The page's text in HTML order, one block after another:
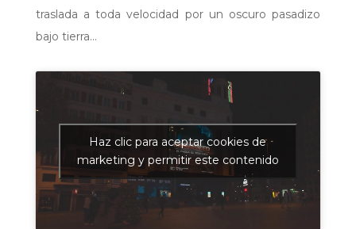
traslada a toda velocidad por un oscuro pasadizo
bajo tierra…
Haz clic para aceptar cookies de
marketing y permitir este contenido